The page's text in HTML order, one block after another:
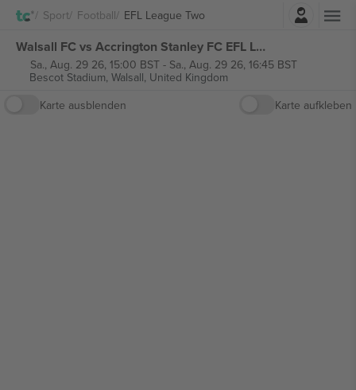
Sport Football EFL League TwoEinloggen
Walsall FC vs Accrington Stanley FC EFL League Two tickets
Sa., Aug. 29 26, 15:00 BST- Sa., Aug. 29 26, 16:45 BST
Bescot Stadium, Walsall, United Kingdom
Karte ausblenden
Karte aufkleben